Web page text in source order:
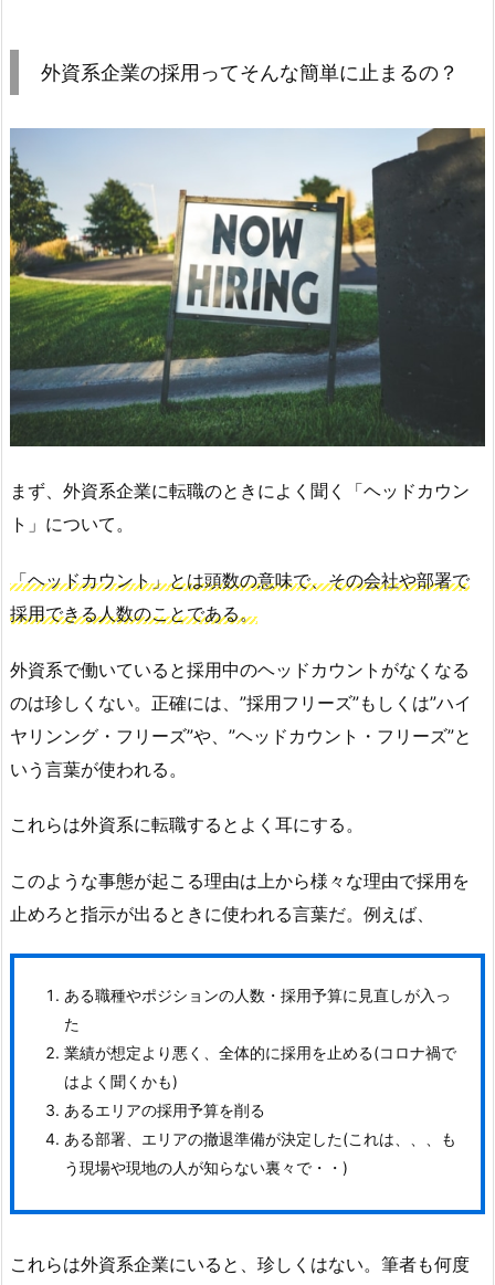
外資系企業の採用ってそんな簡単に止まるの？
まず、外資系企業に転職のときによく聞く「ヘッドカウン
ト」について。
「ヘッドカウント」とは頭数の意味で、その会社や部署で
採用できる人数のことである。
外資系で働いていると採用中のヘッドカウントがなくなる
のは珍しくない。正確には、”採用フリーズ”もしくは”ハイ
ヤリンング・フリーズ”や、”ヘッドカウント・フリーズ”と
いう言葉が使われる。
これらは外資系に転職するとよく耳にする。
このような事態が起こる理由は上から様々な理由で採用を
止めろと指示が出るときに使われる言葉だ。例えば、
ある職種やポジションの人数・採用予算に見直しが入っ
た
業績が想定より悪く、全体的に採用を止める(コロナ禍で
はよく聞くかも)
あるエリアの採用予算を削る
ある部署、エリアの撤退準備が決定した(これは、、、も
う現場や現地の人が知らない裏々で・・)
これらは外資系企業にいると、珍しくはない。筆者も何度